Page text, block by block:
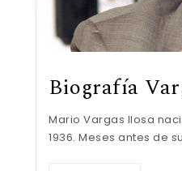
Biografía
Mario Vargas llosa
1936. Meses antes de